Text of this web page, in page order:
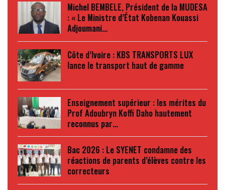
Michel BEMBELE, Président de la MUDESA
: « Le Ministre d’État Kobenan Kouassi
Adjoumani…
Côte d’Ivoire : KBS TRANSPORTS LUX
lance le transport haut de gamme
Enseignement supérieur : les mérites du
Prof Adoubryn Koffi Daho hautement
reconnus par…
Bac 2026 : Le SYENET condamne des
réactions de parents d’élèves contre les
correcteurs